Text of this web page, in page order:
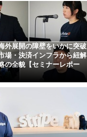
外展開の障壁をいかに突破
場・決済インフラから紐解
の全貌【セミナーレポー